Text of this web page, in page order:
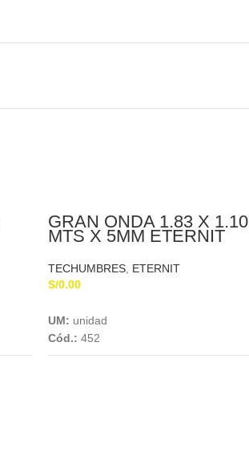
GRAN ONDA 1.83 X 1.10
MTS X 5MM ETERNIT
TECHUMBRES ETERNIT
S/0.00
UM: unidad
Cód.: 452